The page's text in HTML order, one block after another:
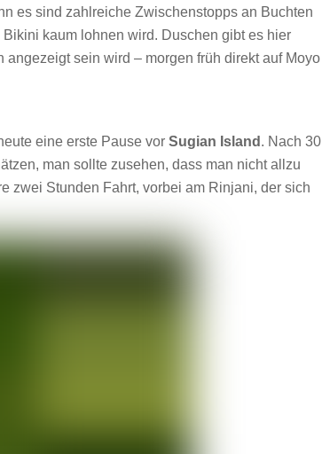
es sind zahlreiche Zwischenstopps an Buchten
kaum lohnen wird. Duschen gibt es hier
sein wird – morgen früh direkt auf Moyo
eine erste Pause vor Sugian Island . Nach 30
man sollte zusehen, dass man nicht allzu
zwei Stunden Fahrt, vorbei am Rinjani, der sich